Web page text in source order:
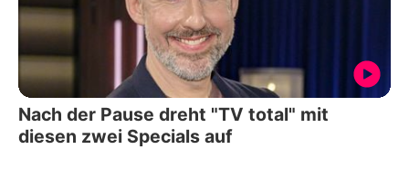
Nach der Pause dreht "TV total" mit
diesen zwei Specials auf